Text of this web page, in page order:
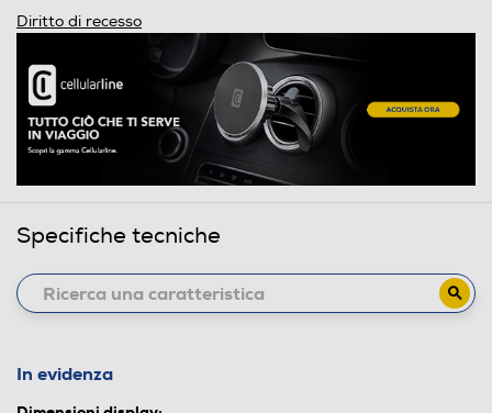
Diritto di recesso
Specifiche tecniche
In evidenza